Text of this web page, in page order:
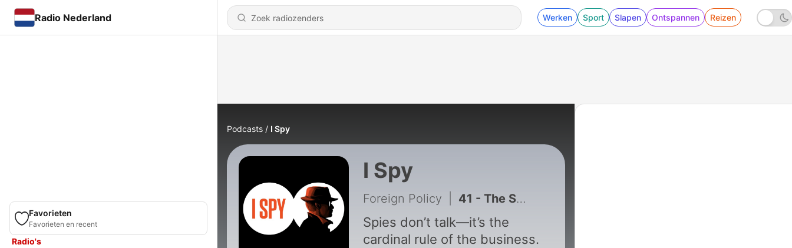
Radio Nederland Werken Sport Slapen Ontspannen Reizen
Favorieten
Favorieten en recent
Radio's
Podcasts I Spy
I Spy
Foreign Policy 41 - The Skeptic
Spies don’t talk—it’s the
cardinal rule of the business.